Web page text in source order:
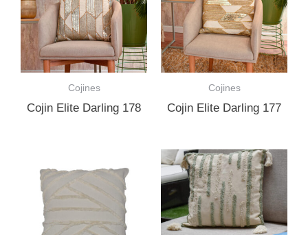
Cojines
Cojin Elite Darling 178
Cojines
Cojin Elite Darling 177